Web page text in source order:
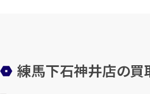
練馬下石神井店の買